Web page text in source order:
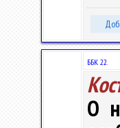
ББК 22.
О